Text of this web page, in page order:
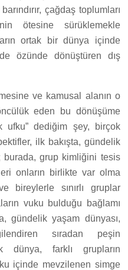
çağdaş toplumları
ötesine sürüklemekle
ortak bir dünya içinde
özünde dönüştüren dış
ve kamusal alanın o
eden bu dönüşüme
ufku” dediğim şey, birçok
ilk bakışta, gündelik
burada, grup kimliğini tesis
onların birlikte var olma
bireylerle sınırlı gruplar
vuku bulduğu bağlamı
gündelik yaşam dünyası,
sıradan peşin
dünya, farklı grupların
içinde mevzilenen simge